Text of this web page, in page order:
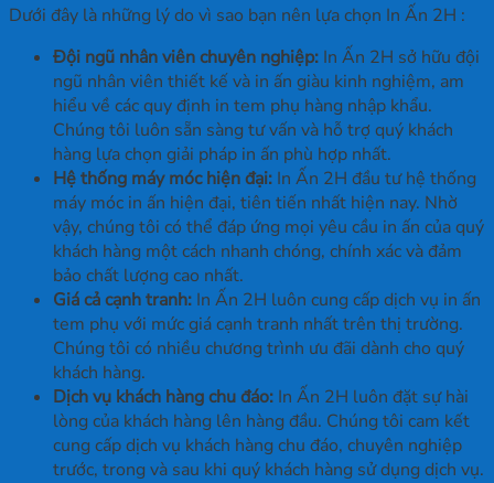
Dưới đây là những lý do vì sao bạn nên lựa chọn In Ấn 2H :
Đội ngũ nhân viên chuyên nghiệp: In Ấn 2H sở hữu đội
ngũ nhân viên thiết kế và in ấn giàu kinh nghiệm, am
hiểu về các quy định in tem phụ hàng nhập khẩu.
Chúng tôi luôn sẵn sàng tư vấn và hỗ trợ quý khách
hàng lựa chọn giải pháp in ấn phù hợp nhất.
Hệ thống máy móc hiện đại: In Ấn 2H đầu tư hệ thống
máy móc in ấn hiện đại, tiên tiến nhất hiện nay. Nhờ
vậy, chúng tôi có thể đáp ứng mọi yêu cầu in ấn của quý
khách hàng một cách nhanh chóng, chính xác và đảm
bảo chất lượng cao nhất.
Giá cả cạnh tranh: In Ấn 2H luôn cung cấp dịch vụ in ấn
tem phụ với mức giá cạnh tranh nhất trên thị trường.
Chúng tôi có nhiều chương trình ưu đãi dành cho quý
khách hàng.
Dịch vụ khách hàng chu đáo: In Ấn 2H luôn đặt sự hài
lòng của khách hàng lên hàng đầu. Chúng tôi cam kết
cung cấp dịch vụ khách hàng chu đáo, chuyên nghiệp
trước, trong và sau khi quý khách hàng sử dụng dịch vụ.